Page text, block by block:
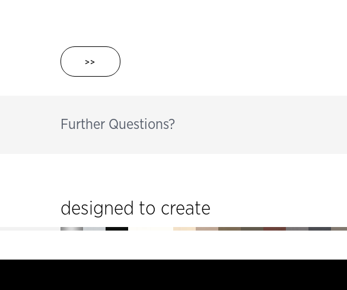
>>
Further Questions?
designed to create